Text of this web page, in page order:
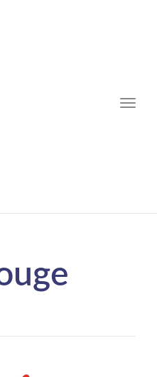
Toggle